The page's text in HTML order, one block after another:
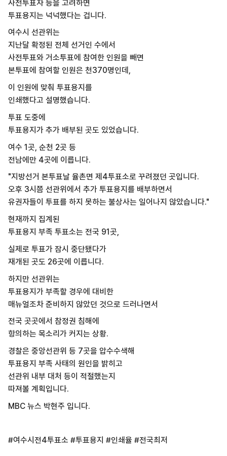
사전투표자 등을 고려하면
투표용지는 넉넉했다는 겁니다.
여수시 선관위는
지난달 확정된 전체 선거인 수에서
사전투표와 거소투표에 참여한 인원을 빼면
본투표에 참여할 인원은 천370명인데,
이 인원에 맞춰 투표용지를
인쇄했다고 설명했습니다.
투표 도중에
투표용지가 추가 배부된 곳도 있었습니다.
여수 1곳, 순천 2곳 등
전남에만 4곳에 이릅니다.
"지방선거 본투표날 율촌면 제4투표소로 꾸려졌던 곳입니다.
오후 3시쯤 선관위에서 추가 투표용지를 배부하면서
유권자들이 투표를 하지 못하는 불상사는 일어나지 않았습니다."
현재까지 집계된
투표용지 부족 투표소는 전국 91곳,
실제로 투표가 잠시 중단됐다가
재개된 곳도 26곳에 이릅니다.
하지만 선관위는
투표용지가 부족할 경우에 대비한
매뉴얼조차 준비하지 않았던 것으로 드러나면서
전국 곳곳에서 참정권 침해에
항의하는 목소리가 커지는 상황.
경찰은 중앙선관위 등 7곳을 압수수색해
투표용지 부족 사태의 원인을 밝히고
선관위 내부 대처 등이 적절했는지
따져볼 계획입니다.
MBC 뉴스 박현주 입니다.
#여수시전4투표소 #투표용지 #인쇄율 #전국최저